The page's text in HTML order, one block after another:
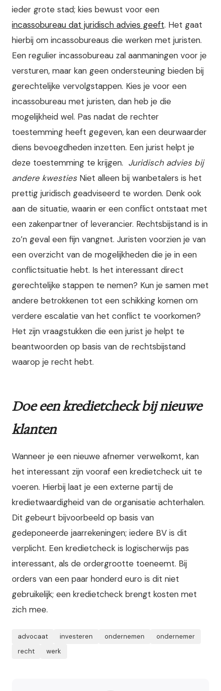
ieder grote stad; kies bewust voor een
incassobureau dat juridisch advies geeft. Het gaat
hierbij om incassobureaus die werken met juristen.
Een regulier incassobureau zal aanmaningen voor je
versturen, maar kan geen ondersteuning bieden bij
gerechtelijke vervolgstappen. Kies je voor een
incassobureau met juristen, dan heb je die
mogelijkheid wel. Pas nadat de rechter
toestemming heeft gegeven, kan een deurwaarder
diens bevoegdheden inzetten. Een jurist helpt je
deze toestemming te krijgen. Juridisch advies bij
andere kwesties Niet alleen bij wanbetalers is het
prettig juridisch geadviseerd te worden. Denk ook
aan de situatie, waarin er een conflict ontstaat met
een zakenpartner of leverancier. Rechtsbijstand is in
zo’n geval een fijn vangnet. Juristen voorzien je van
een overzicht van de mogelijkheden die je in een
conflictsituatie hebt. Is het interessant direct
gerechtelijke stappen te nemen? Kun je samen met
andere betrokkenen tot een schikking komen om
verdere escalatie van het conflict te voorkomen?
Het zijn vraagstukken die een jurist je helpt te
beantwoorden op basis van de rechtsbijstand
waarop je recht hebt.
Doe een kredietcheck bij nieuwe
klanten
Wanneer je een nieuwe afnemer verwelkomt, kan
het interessant zijn vooraf een kredietcheck uit te
voeren. Hierbij laat je een externe partij de
kredietwaardigheid van de organisatie achterhalen.
Dit gebeurt bijvoorbeeld op basis van
gedeponeerde jaarrekeningen; iedere BV is dit
verplicht. Een kredietcheck is logischerwijs pas
interessant, als de ordergrootte toeneemt. Bij
orders van een paar honderd euro is dit niet
gebruikelijk; een kredietcheck brengt kosten met
zich mee.
advocaat investeren ondernemen
ondernemer
recht
werk